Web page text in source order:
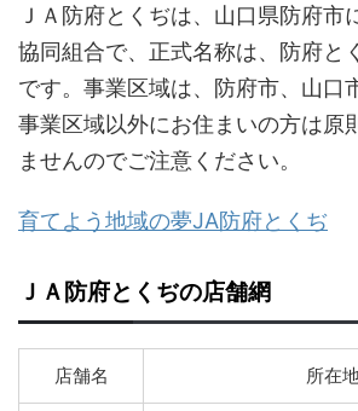
ＪＡ防府とくぢは、山口県防府市
協同組合で、正式名称は、防府と
です。事業区域は、防府市、山口
事業区域以外にお住まいの方は原
ませんのでご注意ください。
育てよう地域の夢JA防府とくぢ
ＪＡ防府とくぢの店舗網
店舗名 所在